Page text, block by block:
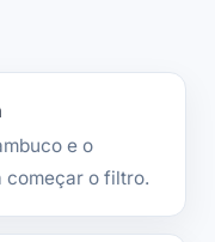
e o
começar o filtro.